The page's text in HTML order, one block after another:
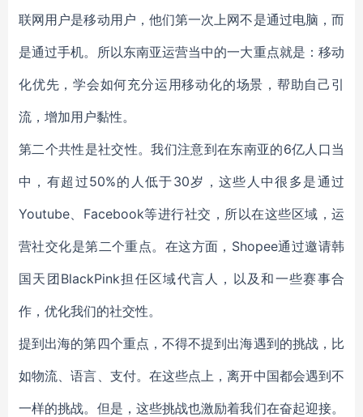
联网用户是移动用户，他们第一次上网不是通过电脑，而
是通过手机。所以东南亚运营当中的一大重点就是：移动
化优先，学会如何充分运用移动化的场景，帮助自己引
流，增加用户黏性。
第二个共性是社交性。我们注意到在东南亚的6亿人口当
中，有超过50%的人低于30岁，这些人中很多是通过
Youtube、Facebook等进行社交，所以在这些区域，运
营社交化是第二个重点。在这方面，Shopee通过邀请韩
国天团BlackPink担任区域代言人，以及和一些赛事合
作，优化我们的社交性。
提到出海的第四个重点，不得不提到出海遇到的挑战，比
如物流、语言、支付。在这些点上，离开中国都会遇到不
一样的挑战。但是，这些挑战也激励着我们在奋起迎接。